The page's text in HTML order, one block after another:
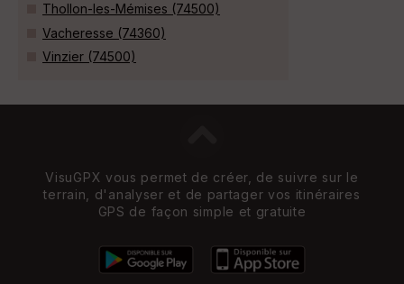
Thollon-les-Mémises (74500)
Vacheresse (74360)
Vinzier (74500)
VisuGPX vous permet de créer, de suivre sur le
terrain, d'analyser et de partager vos itinéraires
GPS de façon simple et gratuite